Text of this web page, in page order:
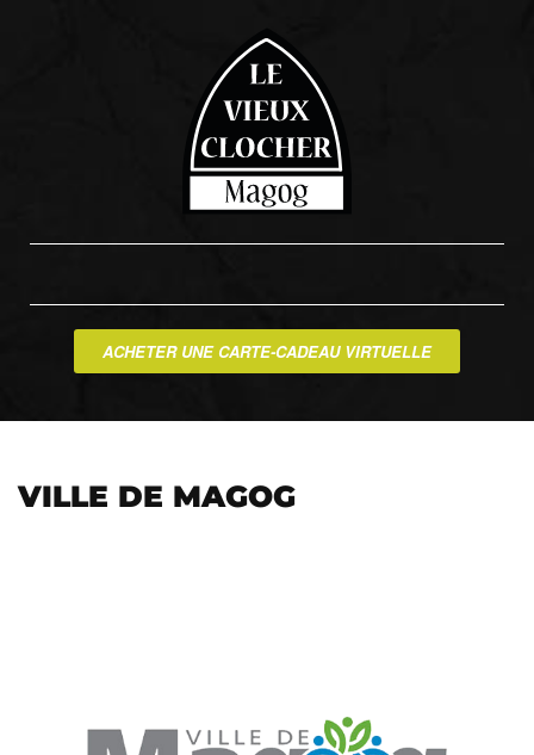
ACHETER UNE CARTE-CADEAU VIRTUELLE
VILLE DE MAGOG